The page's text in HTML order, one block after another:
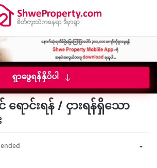
ရှာဖွေရန်နှိပ်ပါ
ရောင်းရန် / ငှားရန်ရှိသော